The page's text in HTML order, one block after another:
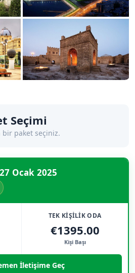
Seçimi
bir paket seçiniz.
Ocak 2025
TEK KİŞİLİK ODA
€1395.00
Kişi Başı
İletişime Geç